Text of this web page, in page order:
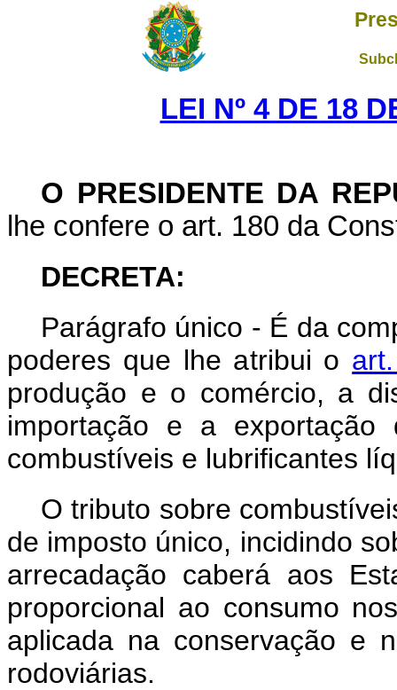
LEI Nº 4 DE 18
O PRESIDENTE DA
lhe confere o art. 180 da
DECRETA:
Parágrafo único - É da
poderes que lhe atribui o
produção e o comércio, a
importação e a
combustíveis e lubrificantes
O tributo sobre
de imposto único, incidindo
arrecadação caberá aos
proporcional ao consumo
aplicada na conservação e
rodoviárias.